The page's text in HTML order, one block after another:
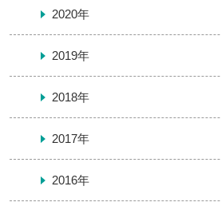
2020年
2019年
2018年
2017年
2016年